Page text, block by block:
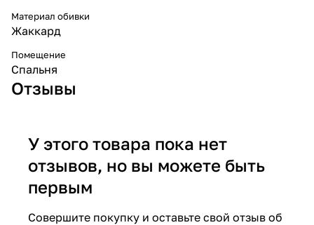
Материал обивки
Жаккард
Помещение
Спальня
Отзывы
У этого товара пока нет
отзывов, но вы можете быть
первым
Совершите покупку и оставьте свой отзыв об